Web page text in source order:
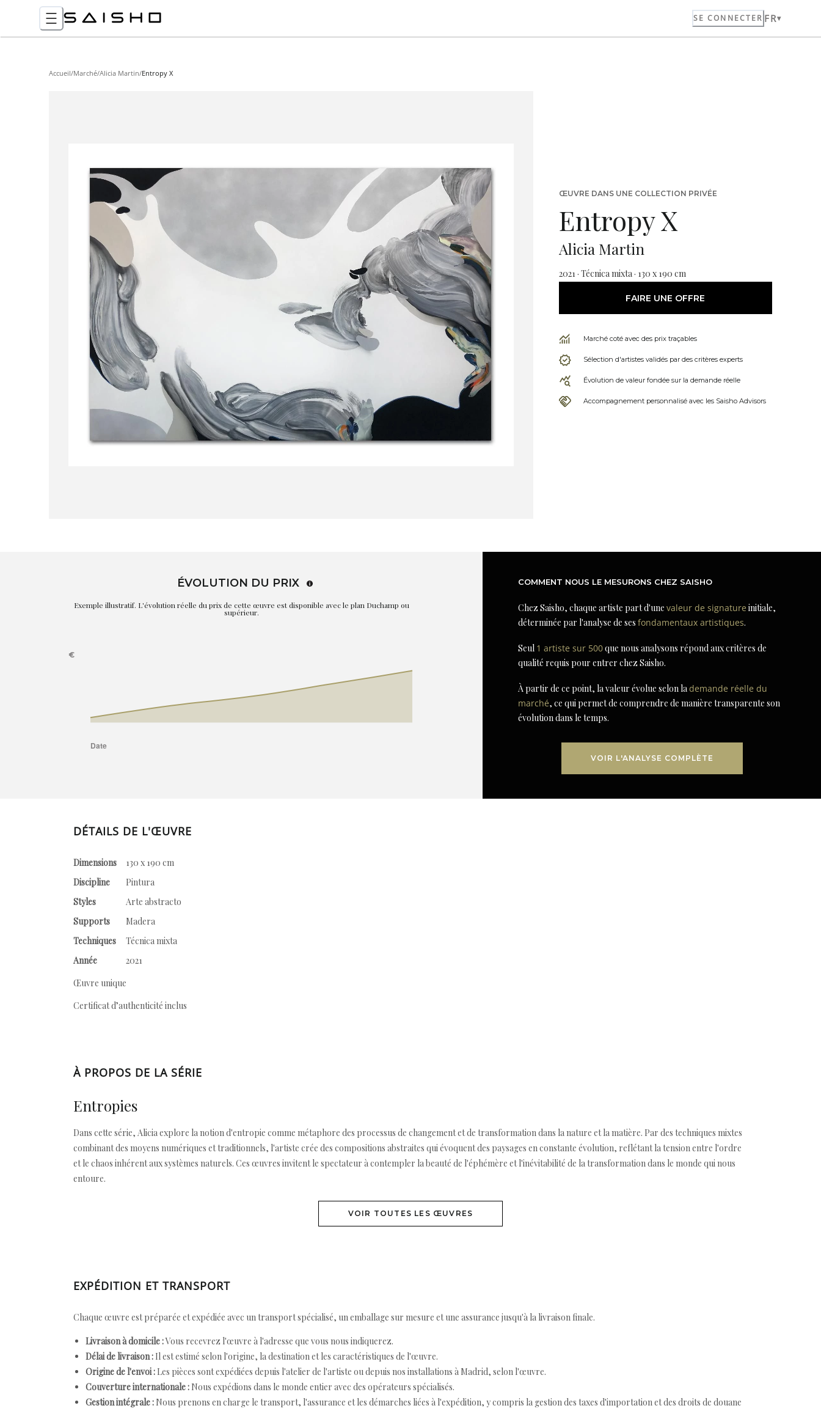
SE CONNECTER FR
Accueil/Marché/Alicia Martin/Entropy X
ŒUVRE DANS UNE COLLECTION PRIVÉE
Entropy X
Alicia Martin
2021 · Técnica mixta · 130 x 190 cm
FAIRE UNE OFFRE
Marché coté avec des prix traçables
Sélection d'artistes validés par des critères experts
Évolution de valeur fondée sur la demande réelle
Accompagnement personnalisé avec les Saisho Advisors
ÉVOLUTION DU PRIX
Exemple illustratif. L'évolution réelle du prix de cette œuvre est disponible avec le plan Duchamp ou
supérieur.
COMMENT NOUS LE MESURONS CHEZ SAISHO
Chez Saisho, chaque artiste part d'unevaleur de signature initiale,
déterminée par l'analyse de sesfondamentaux artistiques.
Seul 1 artiste sur 500que nous analysons répond aux critères de
qualité requis pour entrer chez Saisho.
À partir de ce point, la valeur évolue selon lademande réelle du
marché, ce qui permet de comprendre de manière transparente son
évolution dans le temps.
VOIR L'ANALYSE COMPLÈTE
DÉTAILS DE L'ŒUVRE
Dimensions
130 x 190 cm
Discipline
Pintura
Styles
Arte abstracto
Supports
Madera
Techniques
Técnica mixta
Année
2021
Œuvre unique
Certificat d’authenticité inclus
À PROPOS DE LA SÉRIE
Entropies
Dans cette série, Alicia explore la notion d'entropie comme métaphore des processus de changement et de transformation dans la nature et la matière. Par des techniques mixtes
combinant des moyens numériques et traditionnels, l'artiste crée des compositions abstraites qui évoquent des paysages en constante évolution, reflétant la tension entre l'ordre
et le chaos inhérent aux systèmes naturels. Ces œuvres invitent le spectateur à contempler la beauté de l'éphémère et l'inévitabilité de la transformation dans le monde qui nous
entoure.
VOIR TOUTES LES ŒUVRES
EXPÉDITION ET TRANSPORT
Chaque œuvre est préparée et expédiée avec un transport spécialisé, un emballage sur mesure et une assurance jusqu'à la livraison finale.
Livraison à domicile :Vous recevrez l'œuvre à l'adresse que vous nous indiquerez.
Délai de livraison : Il est estimé selon l'origine, la destination et les caractéristiques de l'œuvre.
Origine de l'envoi : Les pièces sont expédiées depuis l'atelier de l'artiste ou depuis nos installations à Madrid, selon l'œuvre.
Couverture internationale : Nous expédions dans le monde entier avec des opérateurs spécialisés.
Gestion intégrale : Nous prenons en charge le transport, l'assurance et les démarches liées à l'expédition, y compris la gestion des taxes d'importation et des droits de douane